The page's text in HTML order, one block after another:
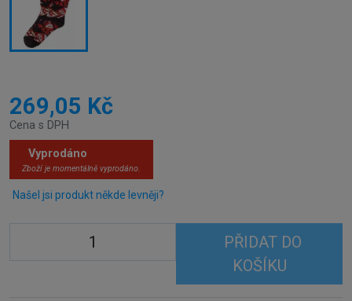
269,05 Kč
Cena s DPH
Vyprodáno
Zboží je momentálně vyprodáno.
Našel jsi produkt někde levněji?
PŘIDAT DO
KOŠÍKU